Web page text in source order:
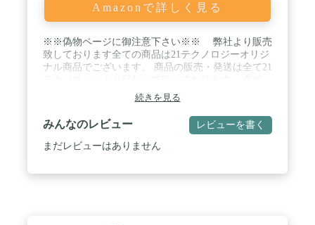
Amazonで詳しく見る
※※偽物ページに御注意下さい※※ 弊社より販売
致しております全ての商品は21テクノロジーオリジ
ナル商品でございます。 商品の販売・発送は全て21
発送元【21テクノロジー】を御確認ください。 / ■
本体サイズ 長さ：約172cm×幅：約45cm ■本体重量:
約14kg（総重量16.5kg）<br>■適応身長: 約155cm～
※個人差があります ■適正体重: ～約75kg ※前後
タイヤの適正空気圧条件下 / ■サドル高さ: 約80cm～
続きを見る
みんなのレビュー レビューを書く
まだレビューはありません